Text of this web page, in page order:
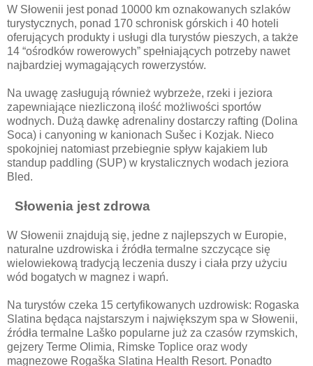
W Słowenii jest ponad 10000 km oznakowanych szlaków
turystycznych, ponad 170 schronisk górskich i 40 hoteli
oferujących produkty i usługi dla turystów pieszych, a także
14 “ośrodków rowerowych” spełniających potrzeby nawet
najbardziej wymagających rowerzystów.
Na uwagę zasługują również wybrzeże, rzeki i jeziora
zapewniające niezliczoną ilość możliwości sportów
wodnych. Dużą dawkę adrenaliny dostarczy rafting (Dolina
Soca) i canyoning w kanionach Sušec i Kozjak. Nieco
spokojniej natomiast przebiegnie spływ kajakiem lub
standup paddling (SUP) w krystalicznych wodach jeziora
Bled.
Słowenia jest zdrowa
W Słowenii znajdują się, jedne z najlepszych w Europie,
naturalne uzdrowiska i źródła termalne szczycące się
wielowiekową tradycją leczenia duszy i ciała przy użyciu
wód bogatych w magnez i wapń.
Na turystów czeka 15 certyfikowanych uzdrowisk: Rogaska
Slatina będąca najstarszym i największym spa w Słowenii,
źródła termalne Laško popularne już za czasów rzymskich,
gejzery Terme Olimia, Rimske Toplice oraz wody
magnezowe Rogaška Slatina Health Resort. Ponadto